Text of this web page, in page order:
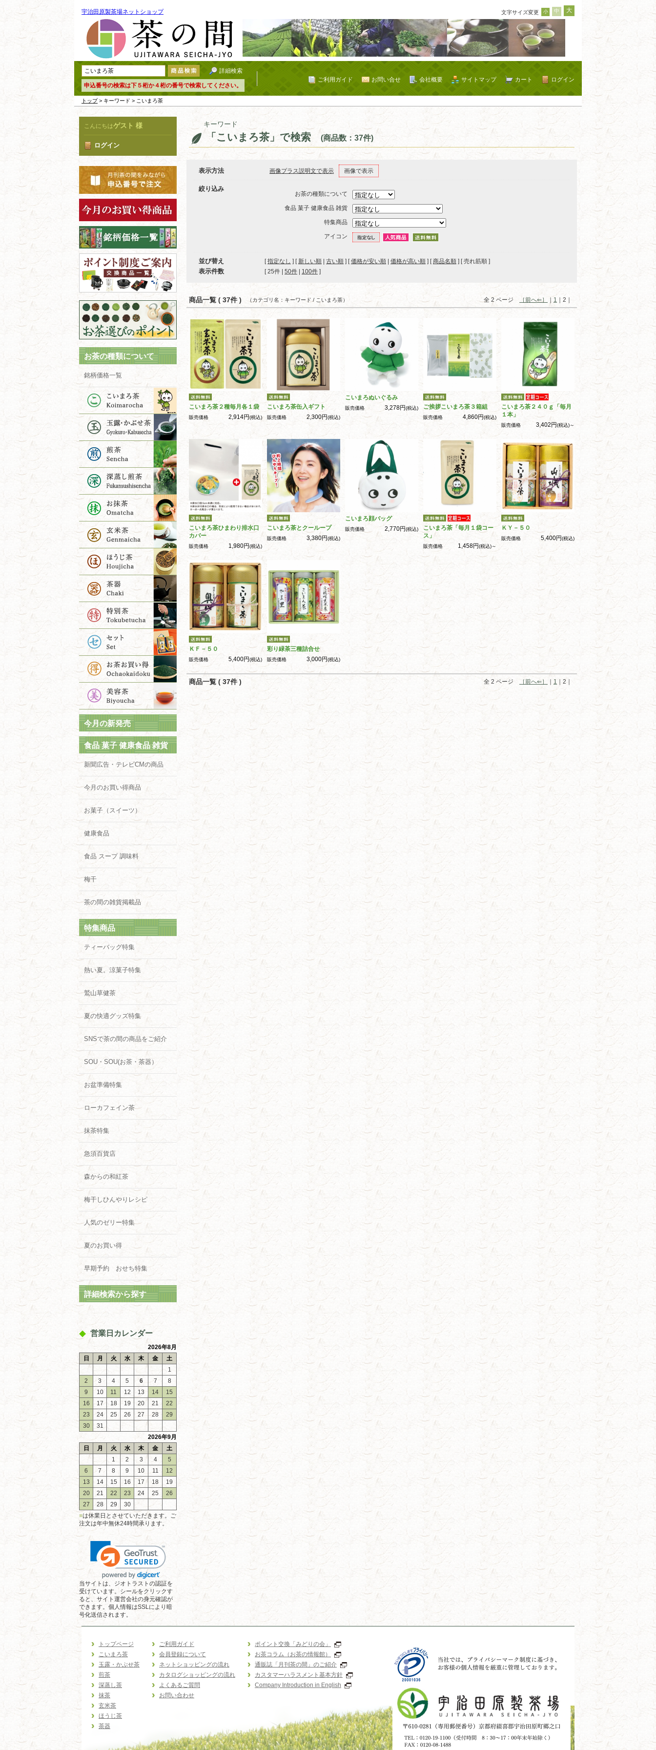
宇治田原製茶場ネットショップ 文字サイズ変更 小 中 大
詳細検索
申込番号の検索は下５桁か４桁の番号で検索してください。
ログイン
カート
サイトマップ
会社概要
お問い合せ
ご利用ガイド
トップ> キーワード > こいまろ茶
こんにちはゲスト 様
ログイン
お茶の種類について
銘柄価格一覧
今月の新発売
食品 菓子 健康食品 雑貨
新聞広告・テレビCMの商品
今月のお買い得商品
お菓子（スイーツ）
健康食品
食品 スープ 調味料
梅干
茶の間の雑貨掲載品
特集商品
ティーバッグ特集
熱い夏。涼菓子特集
鷲山草健茶
夏の快適グッズ特集
SNSで茶の間の商品をご紹介
SOU・SOU(お茶・茶器）
お盆準備特集
ローカフェイン茶
抹茶特集
急須百貨店
森からの和紅茶
梅干しひんやりレシピ
人気のゼリー特集
夏のお買い得
早期予約 おせち特集
詳細検索から探す
営業日カレンダー
2026年8月
日
月 火 水 木 金
土
1
2
3 4 5 6 7
8
9
10 11 12 13 14
15
16
17 18 19 20 21
22
23
24 25 26 27 28
29
30
31
2026年9月
日
月 火 水 木 金
土
1
2 3 4
5
6
7 8 9 10 11
12
13
14 15 16 17 18
19
20
21 22 23 24 25
26
27
28 29
30
■は休業日とさせていただきます。ご
注文は年中無休24時間承ります。
当サイトは、ジオトラストの認証を
受けています。シールをクリックす
ると、サイト運営会社の身元確認が
できます。個人情報はSSLにより暗
号化送信されます。
キーワード
「こいまろ茶」で検索 (商品数：37件)
表示方法 画像プラス説明文で表示 画像で表示
絞り込み
お茶の種類について
食品 菓子 健康食品 雑貨
特集商品
アイコン
並び替え [指定なし ] [ 新しい順 古い順 ] [価格が安い順 価格が高い順 ] [商品名順 ] [ 売れ筋順 ]
表示件数 [ 25件 50件 100件 ]
商品一覧 ( 37件 ) 全 2 ページ ［前へ⇐］ 1 ｜2｜
（カテゴリ名：キーワード / こいまろ茶）
こいまろ茶２種毎月各１袋
販売価格 2,914円(税込)
こいまろ茶缶入ギフト
販売価格 2,300円(税込)
こいまろぬいぐるみ
販売価格 3,278円(税込) ご挨拶こいまろ茶３箱組
販売価格 4,860円(税込)
こいまろ茶２４０ｇ「毎月
１本」
販売価格 3,402円(税込)～
こいまろ茶ひまわり排水口
カバー
販売価格 1,980円(税込)
こいまろ茶とクーループ
販売価格 3,380円(税込)
こいまろ顔バッグ
販売価格 2,770円(税込)
こいまろ茶「毎月１袋コー
ス」
販売価格 1,458円(税込)～
ＫＹ－５０
販売価格 5,400円(税込)
ＫＦ－５０
販売価格 5,400円(税込)
彩り緑茶三種詰合せ
販売価格 3,000円(税込)
商品一覧 ( 37件 ) 全 2 ページ ［前へ⇐］ 1 ｜2｜
トップページ
こいまろ茶
玉露・かぶせ茶
煎茶
深蒸し茶
抹茶
玄米茶
ほうじ茶
茶器
ご利用ガイド
会員登録について
ネットショッピングの流れ
カタログショッピングの流れ
よくあるご質問
お問い合わせ
ポイント交換「みどりの会」
お茶コラム（お茶の情報館）
通販誌「月刊茶の間」のご紹介
カスタマーハラスメント基本方針
Company Introduction in English